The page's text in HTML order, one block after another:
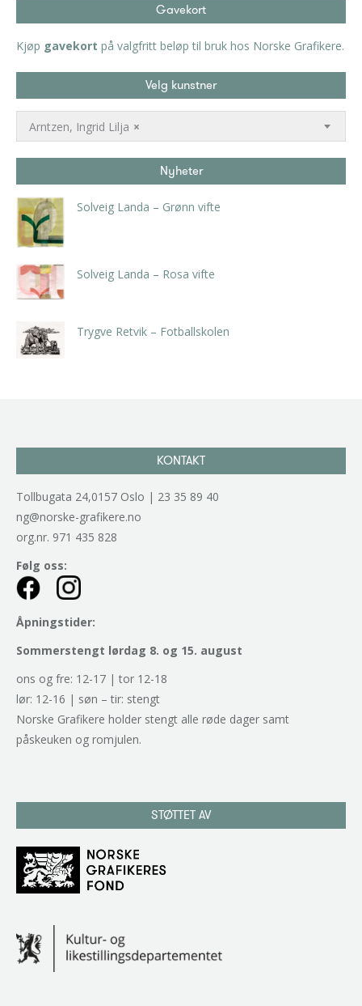
Gavekort
Kjøp gavekort på valgfritt beløp til bruk hos Norske Grafikere.
Velg kunstner
×
Arntzen, Ingrid Lilja
Nyheter
Solveig Landa – Grønn vifte
Solveig Landa – Rosa vifte
Trygve Retvik – Fotballskolen
KONTAKT
Tollbugata 24,0157 Oslo | 23 35 89 40
ng@norske-grafikere.no
org.nr. 971 435 828
Følg oss:
Åpningstider:
Sommerstengt lørdag 8. og 15. august
ons og fre: 12-17 | tor 12-18
lør: 12-16 | søn – tir: stengt
Norske Grafikere holder stengt alle røde dager samt
påskeuken og romjulen.
STØTTET AV